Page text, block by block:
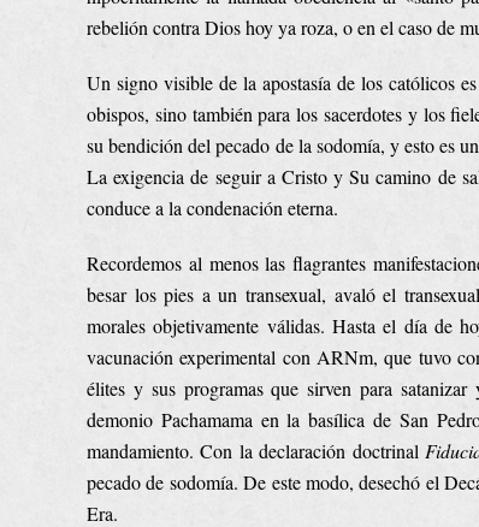
rebelión contra Dios hoy ya roza, o en el caso de
Un signo visible de la apostasía de los católicos
obispos, sino también para los sacerdotes y los
su bendición del pecado de la sodomía, y esto es
La exigencia de seguir a Cristo y Su camino de
conduce a la condenación eterna.
Recordemos al menos las flagrantes
besar los pies a un transexual, avaló el
morales objetivamente válidas. Hasta el día de
vacunación experimental con ARNm, que tuvo
élites y sus programas que sirven para
demonio Pachamama en la basílica de San
mandamiento. Con la declaración doctrinal
pecado de sodomía. De este modo, desechó el
Era.